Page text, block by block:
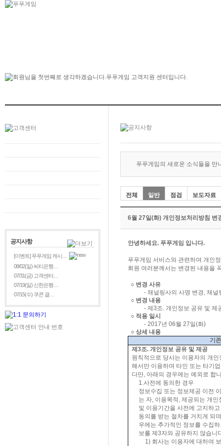
공지사항
[이벤트] 푸푸게임 캐시…
08/02(일) 씨티은행…
07/31(금) 고객센터…
07/19(일) 신한은행…
07/15(수) 쿠콘 결…
푸푸게임의 새로운 소식들을 만
전체 일반 점검 보도자료
6월 27일(화) 개인정보처리방침 변
안녕하세요. 푸푸게임 입니다.
푸푸게임 서비스와 관련하여 개인
회원 여러분께서는 변경된 내용을
○ 변경 사유
- 채널링사의 사명 변경, 채널
○ 변경 내용
- 제 3조. 개인정보 공유 및 제
○ 적용 일시
- 2017년 06월 27일 (화)
○ 상세 내용
기존
제3조.개인정보 공유 및 제공
원칙적으로 당사는 이용자의 개
해서만 이용하며 타인 또는 타기
다만, 아래의 경우에는 예외로 합
1.사전에 동의한 경우
정보수집 또는 정보제공 이전
는 자, 이용목적 , 제공되는 개인
및 이용기간을 사전에 고지하
동의를 받는 절차를 거치게 되며
우에는 추가적인 정보를 수집
보를 제 3자와 공유하지 않습니
1) 회사는 이용자에 대하여